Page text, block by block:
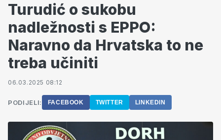
Turudić o sukobu
nadležnosti s EPPO:
Naravno da Hrvatska to ne
treba učiniti
06.03.2025 08:12
PODIJELI: FACEBOOK TWITTER LINKEDIN